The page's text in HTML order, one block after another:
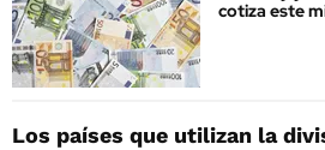
cotiza este
Los países que utilizan la